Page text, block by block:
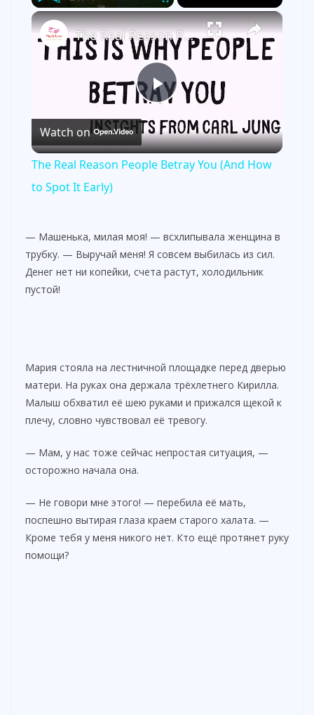
Play Unmute Fullscreen ×
P
l
y
V
e
The Real Reason People Betray You (And How to Spot It Early)
Watch on
The Real Reason People Betray You (And How
to Spot It Early)
— Машенька, милая моя! — всхлипывала женщина в
трубку. — Выручай меня! Я совсем выбилась из сил.
Денег нет ни копейки, счета растут, холодильник
пустой!
Мария стояла на лестничной площадке перед дверью
матери. На руках она держала трёхлетнего Кирилла.
Малыш обхватил её шею руками и прижался щекой к
плечу, словно чувствовал её тревогу.
— Мам, у нас тоже сейчас непростая ситуация, —
осторожно начала она.
— Не говори мне этого! — перебила её мать,
поспешно вытирая глаза краем старого халата. —
Кроме тебя у меня никого нет. Кто ещё протянет руку
помощи?